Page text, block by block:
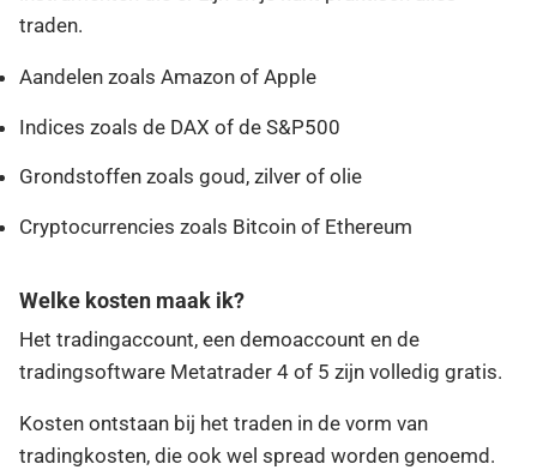
traden.
Aandelen zoals Amazon of Apple
Indices zoals de DAX of de S&P500
Grondstoffen zoals goud, zilver of olie
Cryptocurrencies zoals Bitcoin of Ethereum
Welke kosten maak ik?
Het tradingaccount, een demoaccount en de
tradingsoftware Metatrader 4 of 5 zijn volledig gratis.
Kosten ontstaan bij het traden in de vorm van
tradingkosten, die ook wel spread worden genoemd.